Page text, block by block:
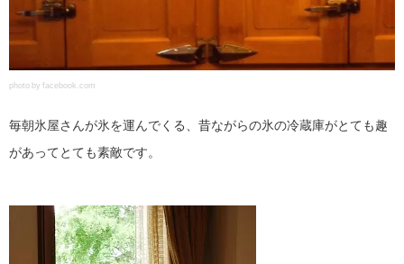
photo by facebook.com
毎朝氷屋さんが氷を運んでくる、昔ながらの氷の冷蔵庫がとても趣
があってとても素敵です。